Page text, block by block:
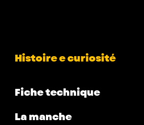
Histoire e curiosité
Fiche technique
La manche